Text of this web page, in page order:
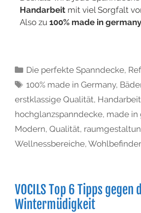
Handarbeit mit viel Sorgfalt
Also zu 100% made in germany
Die perfekte Spanndecke,
100% made in Germany,
erstklassige Qualität, Handarbeit
hochglanzspanndecke, made in
Modern, Qualität,
Wellnessbereiche,
VOCILS Top 6 Tipps gegen
Wintermüdigkeit